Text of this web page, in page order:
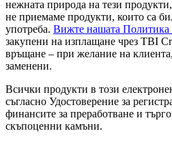
нежната природа на тези
не приемаме продукти, които са
употреба. Вижте нашата Политика
закупени на изплащане чрез TBI
връщане – при желание на
заменени.
Всички продукти в този
съгласно Удостоверение за
финансите за преработване и
скъпоценни камъни.